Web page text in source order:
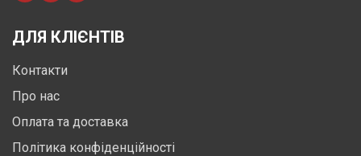
ДЛЯ КЛІЄНТІВ
Контакти
Про нас
Оплата та доставка
Політика конфіденційності